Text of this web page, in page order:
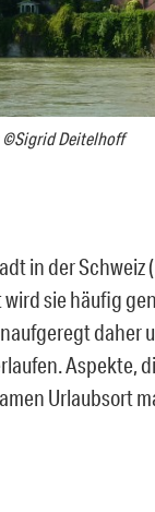
©Sigrid Deitelhoff
in der Schweiz
sie häufig
daher
Aspekte,
Urlaubsort